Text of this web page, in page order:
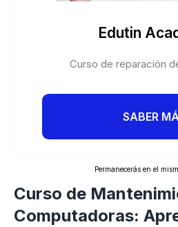
Edutin
Curso de reparación
SABER
Permanecerás en el
Curso de
Computadoras: